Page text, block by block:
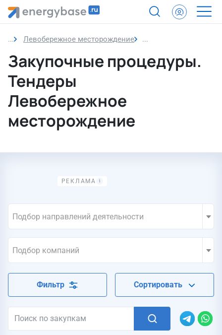
Левобережное месторождение Закупочные
Закупочные процедуры.
Тендеры
Левобережное
месторождение
Подбор направлений деятельности
Подбор компаний
Фильтр Сортировать